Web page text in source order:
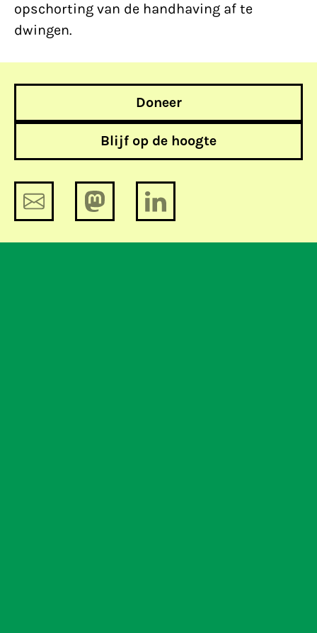
opschorting van de handhaving af te
dwingen.
Doneer
Blijf op de hoogte